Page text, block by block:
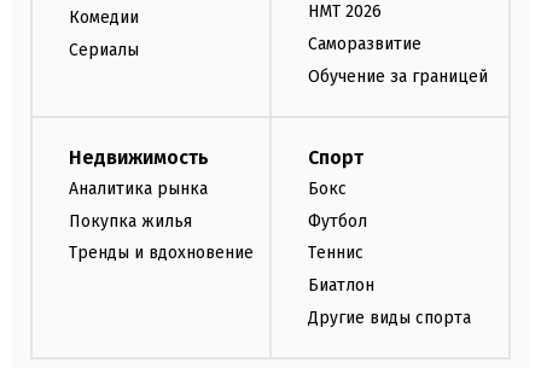
Комедии
Сериалы
НМТ 2026
Саморазвитие
Обучение за границей
Недвижимость
Аналитика рынка
Покупка жилья
Тренды и вдохновение
Спорт
Бокс
Футбол
Теннис
Биатлон
Другие виды спорта